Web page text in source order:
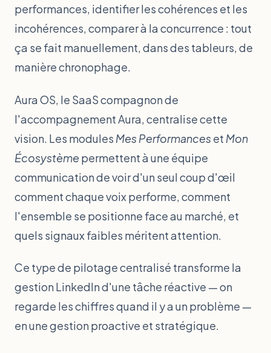
performances, identifier les cohérences et les
incohérences, comparer à la concurrence : tout
ça se fait manuellement, dans des tableurs, de
manière chronophage.
Aura OS, le SaaS compagnon de
l'accompagnement Aura, centralise cette
vision. Les modules Mes Performanceset Mon
Écosystème permettent à une équipe
communication de voir d'un seul coup d'œil
comment chaque voix performe, comment
l'ensemble se positionne face au marché, et
quels signaux faibles méritent attention.
Ce type de pilotage centralisé transforme la
gestion LinkedIn d'une tâche réactive — on
regarde les chiffres quand il y a un problème —
en une gestion proactive et stratégique.